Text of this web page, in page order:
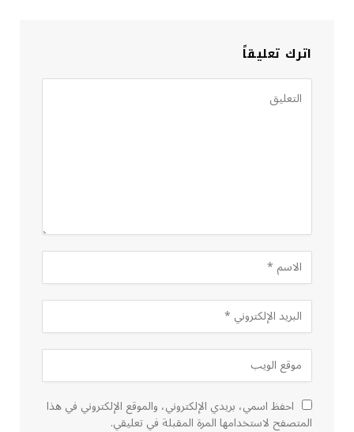
اترك تعليقاً
احفظ اسمي، بريدي الإلكتروني، والموقع الإلكتروني في هذا
المتصفح لاستخدامها المرة المقبلة في تعليقي.